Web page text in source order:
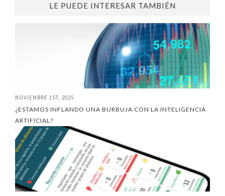
LE PUEDE INTERESAR TAMBIÉN
NOVIEMBRE 1ST, 2025
¿ESTAMOS INFLANDO UNA BURBUJA CON LA INTELIGENCIA
ARTIFICIAL?